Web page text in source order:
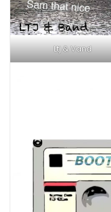
Ltj & Vand